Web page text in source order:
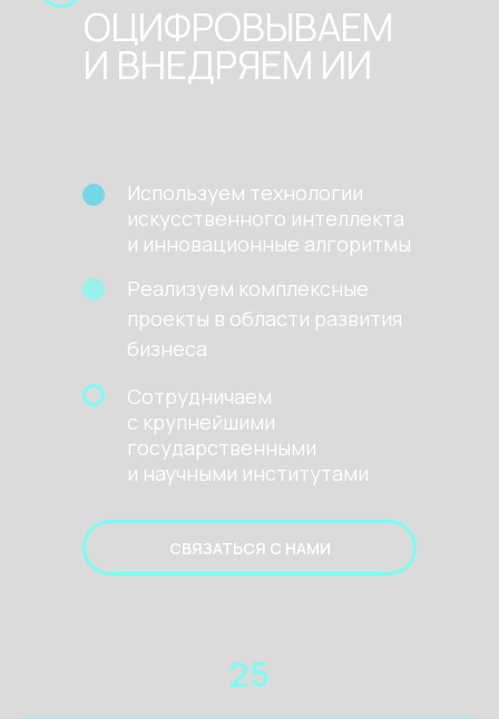
ОЦИФРОВЫВАЕМ
И ВНЕДРЯЕМ ИИ
Используем технологии
искусственного интеллекта
и инновационные алгоритмы
Сотрудничаем
с крупнейшими
государственными
и научными институтами
Реализуем комплексные
проекты в области развития
бизнеса
СВЯЗАТЬСЯ С НАМИ
25